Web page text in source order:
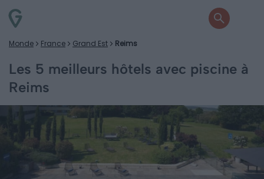
Monde France Grand Est Reims
Les 5 meilleurs hôtels avec piscine à
Reims